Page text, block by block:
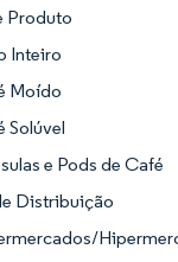
Produto
Inteiro
Moído
Solúvel
e Pods de Café
Distribuição